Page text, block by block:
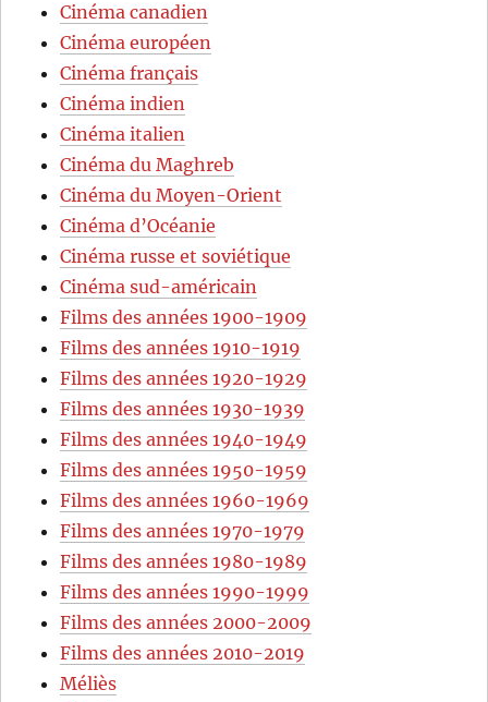
Cinéma canadien
Cinéma européen
Cinéma français
Cinéma indien
Cinéma italien
Cinéma du Maghreb
Cinéma du Moyen-Orient
Cinéma d’Océanie
Cinéma russe et soviétique
Cinéma sud-américain
Films des années 1900-1909
Films des années 1910-1919
Films des années 1920-1929
Films des années 1930-1939
Films des années 1940-1949
Films des années 1950-1959
Films des années 1960-1969
Films des années 1970-1979
Films des années 1980-1989
Films des années 1990-1999
Films des années 2000-2009
Films des années 2010-2019
Méliès